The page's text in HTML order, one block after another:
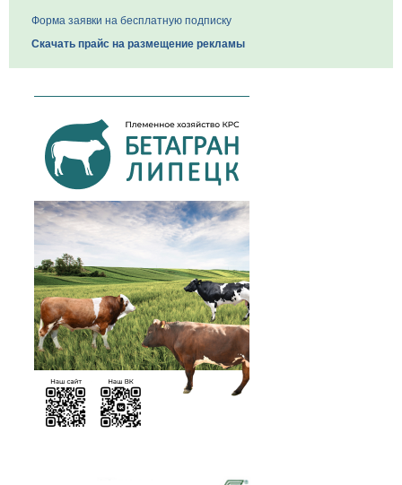
Форма заявки на бесплатную подписку
Скачать прайс на размещение рекламы